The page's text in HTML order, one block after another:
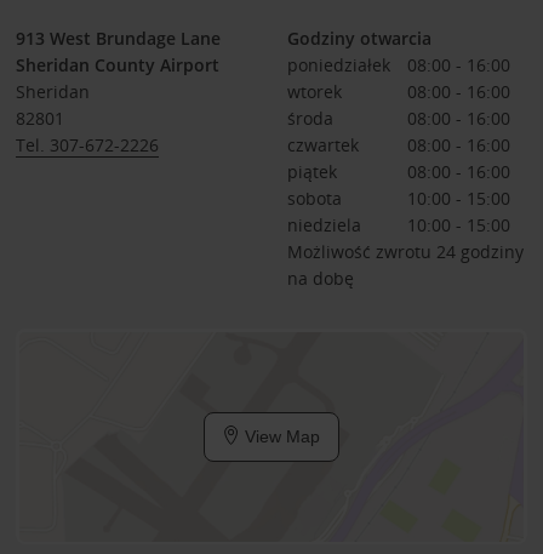
913 West Brundage Lane
Sheridan County Airport
Sheridan
82801
Tel. 307-672-2226
Godziny otwarcia
poniedziałek
08:00 - 16:00
wtorek
08:00 - 16:00
środa
08:00 - 16:00
czwartek
08:00 - 16:00
piątek
08:00 - 16:00
sobota
10:00 - 15:00
niedziela
10:00 - 15:00
Możliwość zwrotu 24 godziny
na dobę
View Map